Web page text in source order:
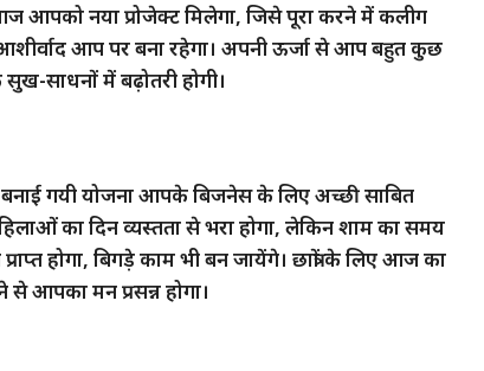
आपको नया प्रोजेक्ट मिलेगा, जिसे पूरा करने में कलीग
आप पर बना रहेगा। अपनी ऊर्जा से आप बहुत कुछ
साधनों में बढ़ोतरी होगी।
गयी योजना आपके बिजनेस के लिए अच्छी साबित
का दिन व्यस्तता से भरा होगा, लेकिन शाम का समय
होगा, बिगड़े काम भी बन जायेंगे। छात्रों के लिए आज का
से आपका मन प्रसन्न होगा।